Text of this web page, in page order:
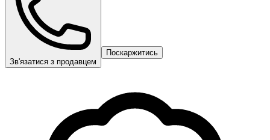
Зв'язатися з продавцем
Поскаржитись